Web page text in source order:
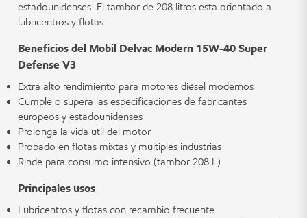
estadounidenses. El tambor de 208 litros está orientado a
lubricentros y flotas.
Beneficios del Mobil Delvac Modern 15W-40 Super
Defense V3
Extra alto rendimiento para motores diésel modernos
Cumple o supera las especificaciones de fabricantes
europeos y estadounidenses
Prolonga la vida útil del motor
Probado en flotas mixtas y múltiples industrias
Rinde para consumo intensivo (tambor 208 L)
Principales usos
Lubricentros y flotas con recambio frecuente